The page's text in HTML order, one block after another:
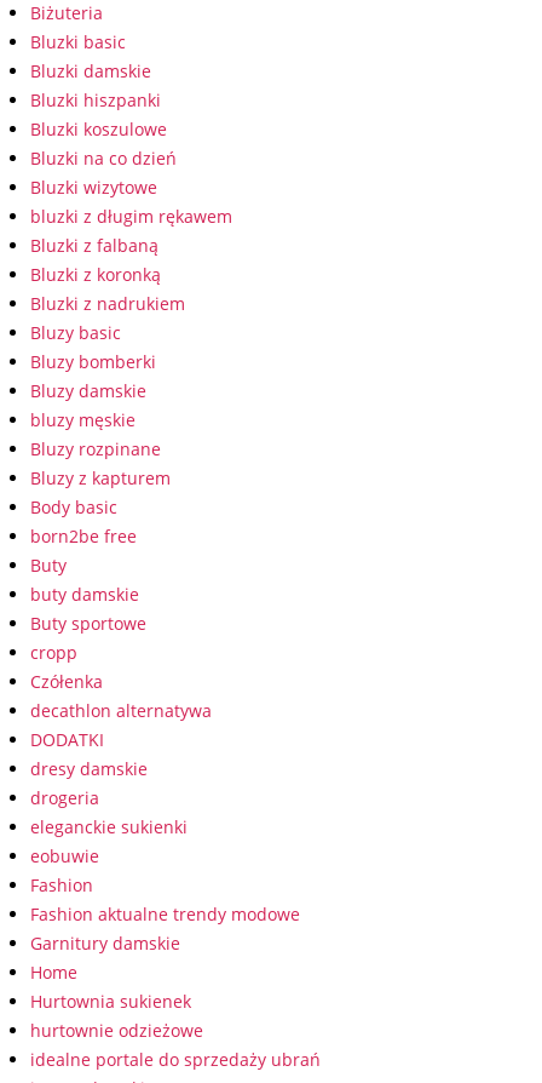
Biżuteria
Bluzki basic
Bluzki damskie
Bluzki hiszpanki
Bluzki koszulowe
Bluzki na co dzień
Bluzki wizytowe
bluzki z długim rękawem
Bluzki z falbaną
Bluzki z koronką
Bluzki z nadrukiem
Bluzy basic
Bluzy bomberki
Bluzy damskie
bluzy męskie
Bluzy rozpinane
Bluzy z kapturem
Body basic
born2be free
Buty
buty damskie
Buty sportowe
cropp
Czółenka
decathlon alternatywa
DODATKI
dresy damskie
drogeria
eleganckie sukienki
eobuwie
Fashion
Fashion aktualne trendy modowe
Garnitury damskie
Home
Hurtownia sukienek
hurtownie odzieżowe
idealne portale do sprzedaży ubrań